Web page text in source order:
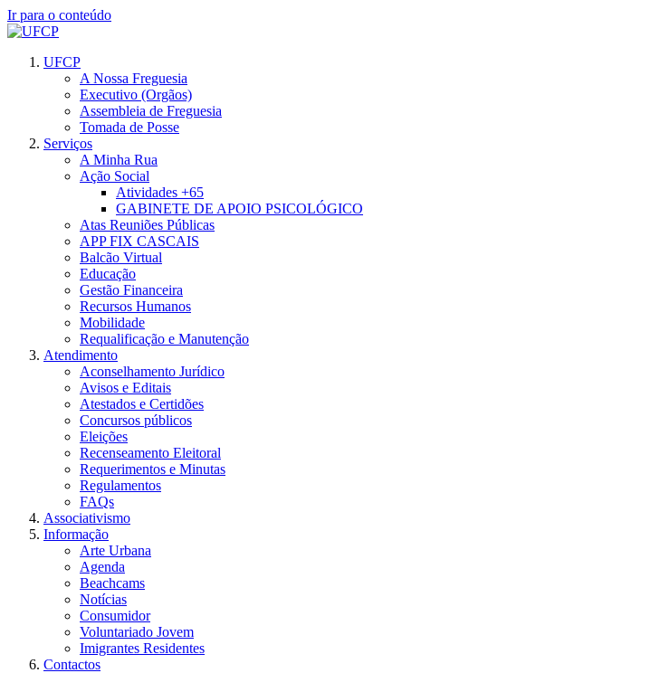
Ir para o conteúdo
UFCP
A Nossa Freguesia
Executivo (Orgãos)
Assembleia de Freguesia
Tomada de Posse
Serviços
A Minha Rua
Ação Social
Atividades +65
GABINETE DE APOIO PSICOLÓGICO
Atas Reuniões Públicas
APP FIX CASCAIS
Balcão Virtual
Educação
Gestão Financeira
Recursos Humanos
Mobilidade
Requalificação e Manutenção
Atendimento
Aconselhamento Jurídico
Avisos e Editais
Atestados e Certidões
Concursos públicos
Eleições
Recenseamento Eleitoral
Requerimentos e Minutas
Regulamentos
FAQs
Associativismo
Informação
Arte Urbana
Agenda
Beachcams
Notícias
Consumidor
Voluntariado Jovem
Imigrantes Residentes
Contactos